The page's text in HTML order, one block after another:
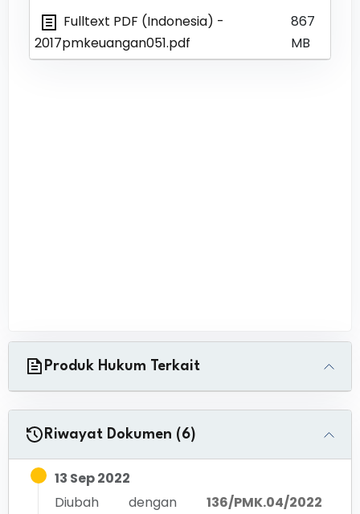
Fulltext PDF (Indonesia) -
2017pmkeuangan051.pdf
867
MB
Produk Hukum Terkait
Riwayat Dokumen (6)
13 Sep 2022
Diubah dengan
136/PMK.04/2022